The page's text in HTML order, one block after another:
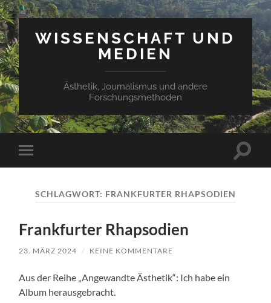
WISSENSCHAFT UND
MEDIEN
Ästhetik, Journalismus und andere
Forschungsmethoden
Mobile-
Menü
SCHLAGWORT: FRANKFURTER RHAPSODIEN
Frankfurter Rhapsodien
23. MÄRZ 2024 / KEINE KOMMENTARE
Aus der Reihe „Angewandte Ästhetik“: Ich habe ein
Album herausgebracht.